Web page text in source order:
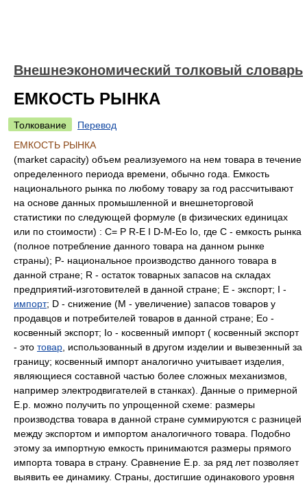
Внешнеэкономический толковый словарь
ЕМКОСТЬ РЫНКА
Толкование
Перевод
ЕМКОСТЬ РЫНКА
(market capacity) объем реализуемого на нем товара в течение
определенного периода времени, обычно года. Емкость
национального рынка по любому товару за год рассчитывают
на основе данных промышленной и внешнеторговой
статистики по следующей формуле (в физических единицах
или по стоимости) : С= Р R-E I D-М-Ео Iо, где С - емкость рынка
(полное потребление данного товара на данном рынке
страны); Р- национальное производство данного товара в
данной стране; R - остаток товарных запасов на складах
предприятий-изготовителей в данной стране; Е - экспорт; I -
импорт; D - снижение (М - увеличение) запасов товаров у
продавцов и потребителей товаров в данной стране; Ео -
косвенный экспорт; Iо - косвенный импорт ( косвенный экспорт
- это товар , использованный в другом изделии и вывезенный за
границу; косвенный импорт аналогично учитывает изделия,
являющиеся составной частью более сложных механизмов,
например электродвигателей в станках). Данные о примерной
Е.р. можно получить по упрощенной схеме: размеры
производства товара в данной стране суммируются с разницей
между экспортом и импортом аналогичного товара. Подобно
этому за импортную емкость принимаются размеры прямого
импорта товара в страну. Сравнение Е.р. за ряд лет позволяет
выявить ее динамику. Страны, достигшие одинакового уровня